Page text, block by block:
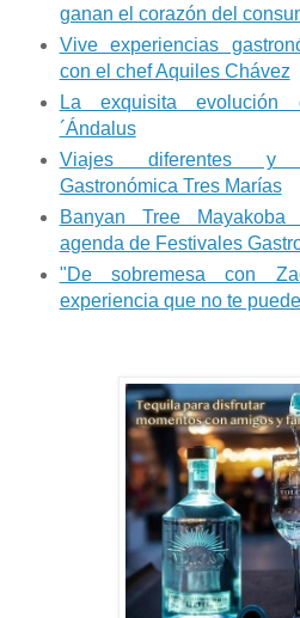
ganan el corazón del
Vive experiencias
con el chef Aquiles Chávez
La exquisita evolución
´Ándalus
Viajes diferentes y
Gastronómica Tres Marías
Banyan Tree Mayakoba
agenda de Festivales
"De sobremesa con
experiencia que no te